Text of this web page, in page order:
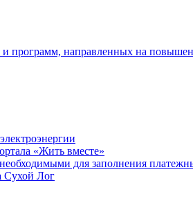
программ, направленных на
«Жить вместе»
для заполнения
Сухой Лог